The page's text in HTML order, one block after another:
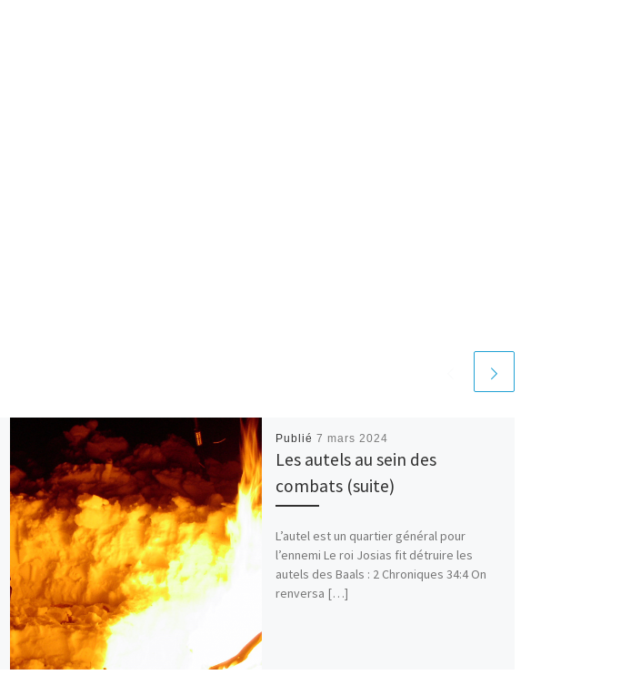
Publié 7 mars 2024
Les autels au sein des
combats (suite)
L’autel est un quartier général pour
l’ennemi Le roi Josias fit détruire les
autels des Baals : 2 Chroniques 34:4 On
renversa […]